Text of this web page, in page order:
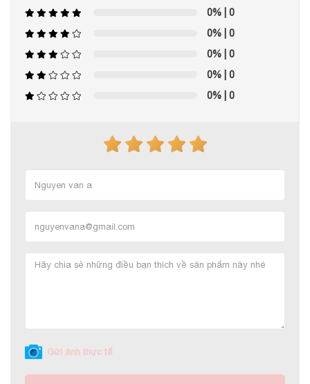
0% | 0
0% | 0
0% | 0
0% | 0
0% | 0
Gửi ảnh thực tế